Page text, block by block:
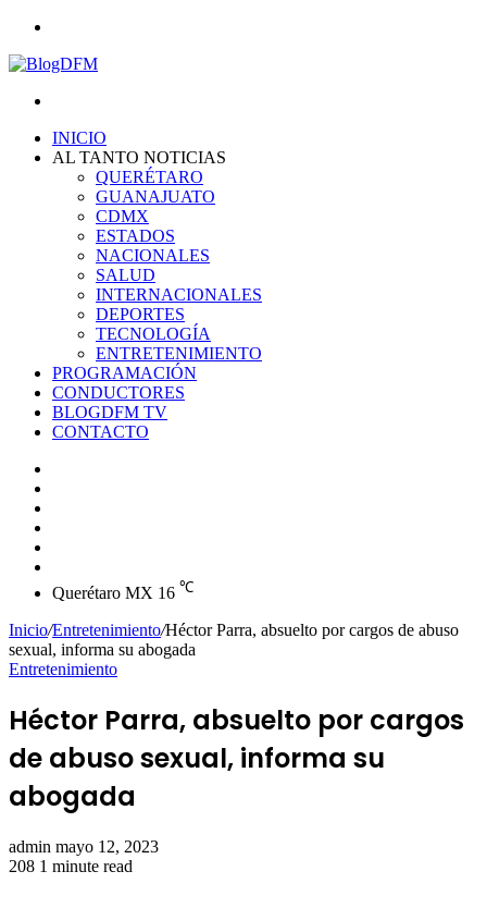
INICIO
AL TANTO NOTICIAS
QUERÉTARO
GUANAJUATO
CDMX
ESTADOS
NACIONALES
SALUD
INTERNACIONALES
DEPORTES
TECNOLOGÍA
ENTRETENIMIENTO
PROGRAMACIÓN
CONDUCTORES
BLOGDFM TV
CONTACTO
Querétaro MX 16 ℃
Inicio/Entretenimiento/Héctor Parra, absuelto por cargos de abuso
sexual, informa su abogada
Entretenimiento
Héctor Parra, absuelto por cargos
de abuso sexual, informa su
abogada
admin Send
an
mayo 12, 2023
208 1 minute read